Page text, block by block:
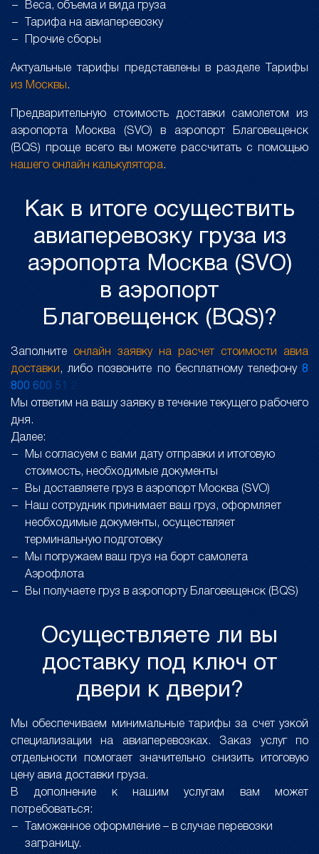
Веса, объема и вида груза
Тарифа на авиаперевозку
Прочие сборы
Актуальные тарифы представлены в разделе Тарифы
из Москвы .
Предварительную стоимость доставки самолетом из
аэропорта Москва (SVO) в аэропорт Благовещенск
(BQS) проще всего вы можете рассчитать с помощью
нашего онлайн калькулятора.
Как в итоге осуществить
авиаперевозку груза из
аэропорта Москва (SVO)
в аэропорт
Благовещенск (BQS)?
Заполните онлайн заявку на расчет стоимости авиа
доставки , либо позвоните по бесплатному телефону 8
800 600 5 1
2
Мы ответим на вашу заявку в течение текущего рабочего
дня.
Далее:
Мы согласуем с вами дату отправки и итоговую
стоимость, необходимые документы
Вы доставляете груз в аэропорт Москва (SVO)
Наш сотрудник принимает ваш груз, оформляет
необходимые документы, осуществляет
терминальную подготовку
Мы погружаем ваш груз на борт самолета
Аэрофлота
Вы получаете груз в аэропорту Благовещенск (BQS)
Осуществляете ли вы
доставку под ключ от
двери к двери?
Мы обеспечиваем минимальные тарифы за счет узкой
специализации на авиаперевозках. Заказ услуг по
отдельности помогает значительно снизить итоговую
цену авиа доставки груза.
В дополнение к нашим услугам вам может
потребоваться:
Таможенное оформление – в случае перевозки
заграницу.